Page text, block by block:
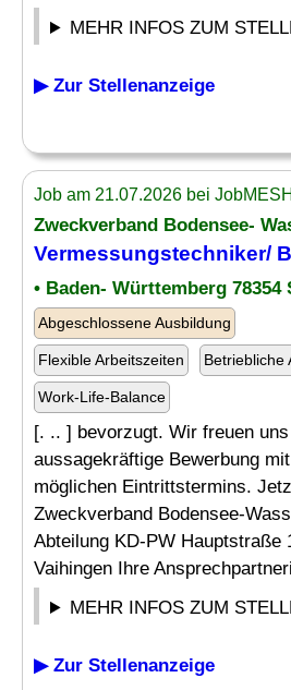
MEHR INFOS ZUM
▶ Zur Stellenanzeige
Job am 21.07.2026 bei
Zweckverband Bodensee-
Vermessungstechniker/
• Baden- Württemberg 78354
Abgeschlossene Ausbildung
Flexible Arbeitszeiten Betriebliche
Work-Life-Balance
[. .. ] bevorzugt. Wir freuen
aussagekräftige Bewerbung
möglichen Eintrittstermins.
Zweckverband Bodensee-
Abteilung KD-PW Hauptstraße
Vaihingen Ihre
MEHR INFOS ZUM
▶ Zur Stellenanzeige